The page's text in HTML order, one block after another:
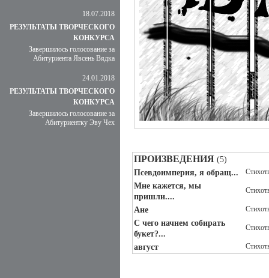
18.07.2018
РЕЗУЛЬТАТЫ ТВОРЧЕСКОГО
КОНКУРСА
Завершилось голосование за
Абитуриента Явсень Вядка
24.01.2018
РЕЗУЛЬТАТЫ ТВОРЧЕСКОГО
КОНКУРСА
Завершилось голосование за
Абитуриентку Эву Чех
ПРОИЗВЕДЕНИЯ (5)
Псевдоимперия, я обращ...
Мне кажется, мы
пришли....
Ане
С чего начнем собирать
букет?...
август